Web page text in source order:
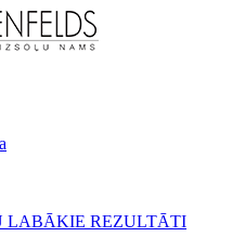
LABĀKIE REZULTĀTI